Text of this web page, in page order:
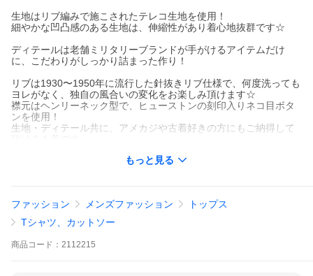
生地はリブ編みで施こされたテレコ生地を使用！
細やかな凹凸感のある生地は、伸縮性があり着心地抜群です☆
ディテールは老舗ミリタリーブランドが手がけるアイテムだけ
に、こだわりがしっかり詰まった作り！
リブは1930〜1950年に流行した針抜きリブ仕様で、何度洗っても
ヨレがなく、独自の風合いの変化をお楽しみ頂けます☆
襟元はヘンリーネック型で、ヒューストンの刻印入りネコ目ボタ
ンを使用！
生地・ディテール共に、アメカジや古着好きの方にもご納得して
重ね着にも１枚着としても使いやすい、程良く厚手な生地感もイ
サイズ：肩幅/着丈/身幅/袖丈(cm)
Ｍ：40/67/46/56
Ｌ：42/69/49/57
もっと見る
ファッション メンズファッション
トップス
Tシャツ、カットソー
商品 コード： 2112215